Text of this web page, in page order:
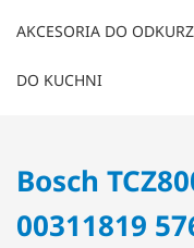
AKCESORIA DO
DO KUCHNI
Bosch
00311819